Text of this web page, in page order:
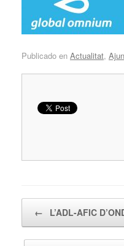
Publicado en Actualitat,
← L’ADL-AFIC